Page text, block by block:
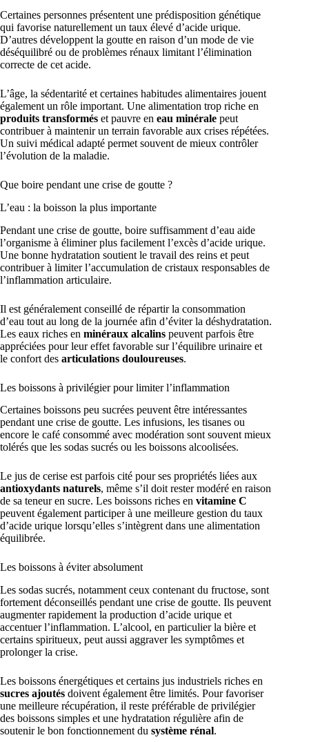
Certaines personnes présentent une prédisposition génétique
qui favorise naturellement un taux élevé d’acide urique.
D’autres développent la goutte en raison d’un mode de vie
déséquilibré ou de problèmes rénaux limitant l’élimination
correcte de cet acide.
L’âge, la sédentarité et certaines habitudes alimentaires jouent
également un rôle important. Une alimentation trop riche en
produits transformés et pauvre en eau minérale peut
contribuer à maintenir un terrain favorable aux crises répétées.
Un suivi médical adapté permet souvent de mieux contrôler
l’évolution de la maladie.
Que boire pendant une crise de goutte ?
L’eau : la boisson la plus importante
Pendant une crise de goutte, boire suffisamment d’eau aide
l’organisme à éliminer plus facilement l’excès d’acide urique.
Une bonne hydratation soutient le travail des reins et peut
contribuer à limiter l’accumulation de cristaux responsables de
l’inflammation articulaire.
Il est généralement conseillé de répartir la consommation
d’eau tout au long de la journée afin d’éviter la déshydratation.
Les eaux riches en minéraux alcalins peuvent parfois être
appréciées pour leur effet favorable sur l’équilibre urinaire et
le confort des articulations douloureuses.
Les boissons à privilégier pour limiter l’inflammation
Certaines boissons peu sucrées peuvent être intéressantes
pendant une crise de goutte. Les infusions, les tisanes ou
encore le café consommé avec modération sont souvent mieux
tolérés que les sodas sucrés ou les boissons alcoolisées.
Le jus de cerise est parfois cité pour ses propriétés liées aux
antioxydants naturels, même s’il doit rester modéré en raison
de sa teneur en sucre. Les boissons riches en vitamine C
peuvent également participer à une meilleure gestion du taux
d’acide urique lorsqu’elles s’intègrent dans une alimentation
équilibrée.
Les boissons à éviter absolument
Les sodas sucrés, notamment ceux contenant du fructose, sont
fortement déconseillés pendant une crise de goutte. Ils peuvent
augmenter rapidement la production d’acide urique et
accentuer l’inflammation. L’alcool, en particulier la bière et
certains spiritueux, peut aussi aggraver les symptômes et
prolonger la crise.
Les boissons énergétiques et certains jus industriels riches en
sucres ajoutés doivent également être limités. Pour favoriser
une meilleure récupération, il reste préférable de privilégier
des boissons simples et une hydratation régulière afin de
soutenir le bon fonctionnement du système rénal.